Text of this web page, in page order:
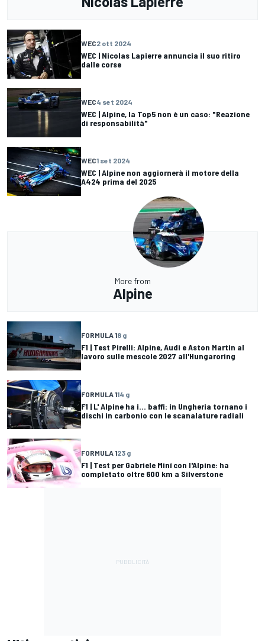
WEC2 ott 2024
WEC | Nicolas Lapierre annuncia il suo ritiro
dalle corse
WEC4 set 2024
WEC | Alpine, la Top5 non è un caso: "Reazione
di responsabilità"
WEC1 set 2024
WEC | Alpine non aggiornerà il motore della
A424 prima del 2025
More from
Alpine
FORMULA 18 g
F1 | Test Pirelli: Alpine, Audi e Aston Martin al
lavoro sulle mescole 2027 all'Hungaroring
FORMULA 114 g
F1 | L' Alpine ha i... baffi: in Ungheria tornano i
dischi in carbonio con le scanalature radiali
FORMULA 123 g
F1 | Test per Gabriele Miní con l'Alpine: ha
completato oltre 600 km a Silverstone